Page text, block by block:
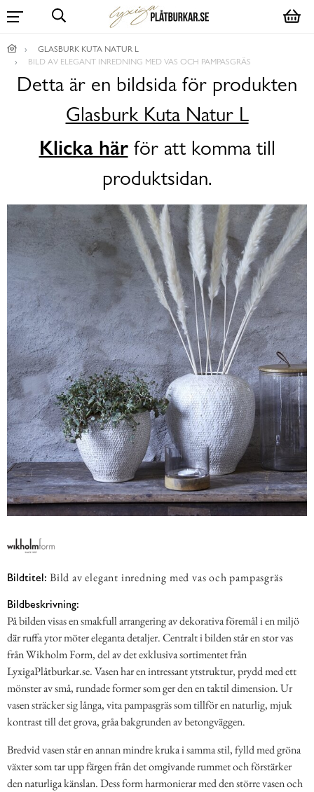
GLASBURK KUTA NATUR L
BILD AV ELEGANT INREDNING MED VAS OCH PAMPASGRÄS
Detta är en bildsida för produkten
Glasburk Kuta Natur L
Klicka härför att komma till
produktsidan.
Bildtitel: Bild av elegant inredning med vas och pampasgräs
Bildbeskrivning:
På bilden visas en smakfull arrangering av dekorativa föremål i en miljö
där ruffa ytor möter eleganta detaljer. Centralt i bilden står en stor vas
från Wikholm Form, del av det exklusiva sortimentet från
LyxigaPlåtburkar.se. Vasen har en intressant ytstruktur, prydd med ett
mönster av små, rundade former som ger den en taktil dimension. Ur
vasen sträcker sig långa, vita pampasgräs som tillför en naturlig, mjuk
kontrast till det grova, gråa bakgrunden av betongväggen.
Bredvid vasen står en annan mindre kruka i samma stil, fylld med gröna
växter som tar upp färgen från det omgivande rummet och förstärker
den naturliga känslan. Dess form harmonierar med den större vasen och